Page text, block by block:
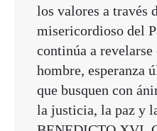
los valores a través
misericordioso del
continúa a
hombre, esperanza
que busquen con
la justicia, la paz y